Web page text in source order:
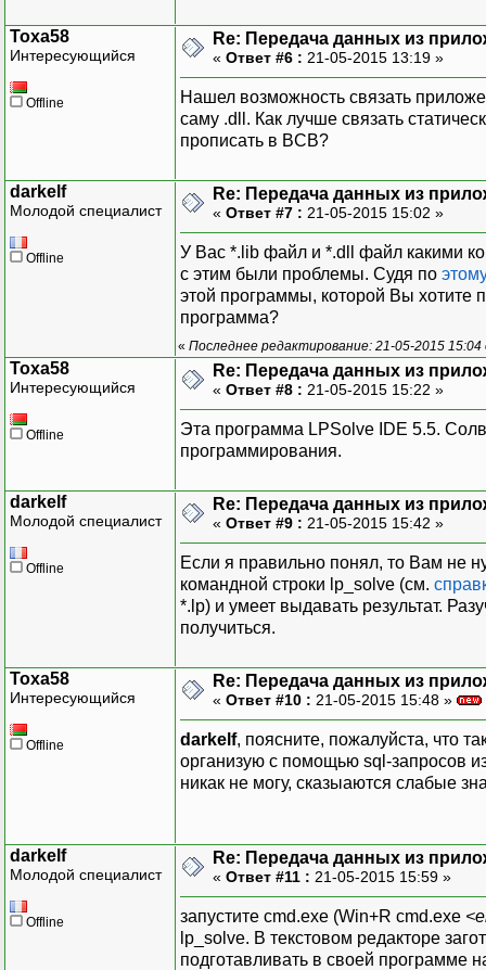
Toxa58
Интересующийся
Offline
Re: Передача данных из
« Ответ #6 : 21-05-2015 13:19 »
Нашел возможность связать
саму .dll. Как лучше связать
прописать в BCB?
darkelf
Молодой специалист
Offline
Re: Передача данных из
« Ответ #7 : 21-05-2015 15:02 »
У Вас *.lib файл и *.dll файл какими
с этим были проблемы. Судя по
этой программы, которой Вы хотите
программа?
« Последнее редактирование: 21-05-2015
Toxa58
Интересующийся
Offline
Re: Передача данных из
« Ответ #8 : 21-05-2015 15:22 »
Эта программа LPSolve IDE 5.5.
программирования.
darkelf
Молодой специалист
Offline
Re: Передача данных из
« Ответ #9 : 21-05-2015 15:42 »
Если я правильно понял, то Вам не
командной строки lp_solve (см.
*.lp) и умеет выдавать результат.
получиться.
Toxa58
Интересующийся
Offline
Re: Передача данных из
« Ответ #10 : 21-05-2015 15:48 »
darkelf, поясните, пожалуйста, что
организую с помощью sql-запросов
никак не могу, сказыаются слабые
darkelf
Молодой специалист
Offline
Re: Передача данных из
« Ответ #11 : 21-05-2015 15:59 »
запустите cmd.exe (Win+R cmd.exe
lp_solve. В текстовом редакторе
подготавливать в своей программе